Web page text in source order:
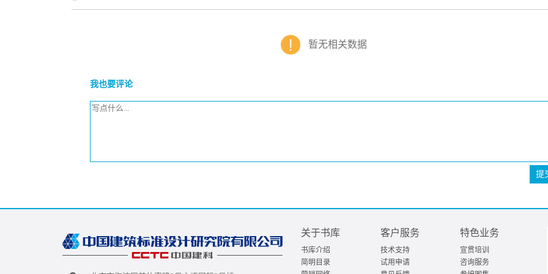
暂无相关数据
我也要评论
提
关于书库
书库介绍
简明目录
客户服务
技术支持
试用申请
特色业务
宣贯培训
咨询服务